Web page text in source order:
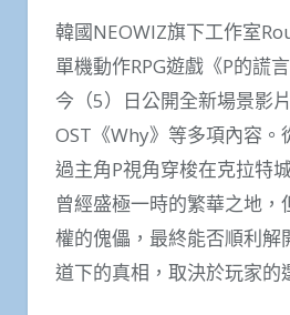
韓國NEOWIZ旗下工作室
單機動作RPG遊戲《P的謊
今（5）日公開全新場景影
OST《Why》等多項內容。
過主角P視角穿梭在克拉特
曾經盛極一時的繁華之地，
權的傀儡，最終能否順利解
道下的真相，取決於玩家的